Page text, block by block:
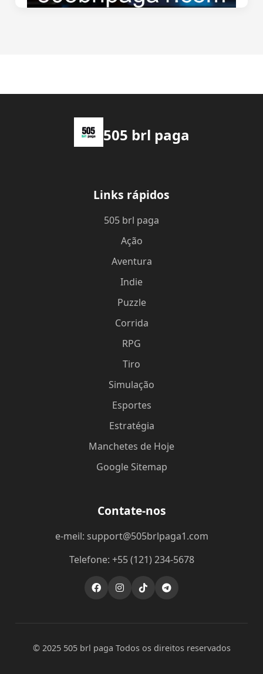
505 brl paga
Links rápidos
505 brl paga
Ação
Aventura
Indie
Puzzle
Corrida
RPG
Tiro
Simulação
Esportes
Estratégia
Manchetes de Hoje
Google Sitemap
Contate-nos
e-meil: support@505brlpaga1.com
Telefone: +55 (121) 234-5678
© 2025 505 brl paga Todos os direitos reservados